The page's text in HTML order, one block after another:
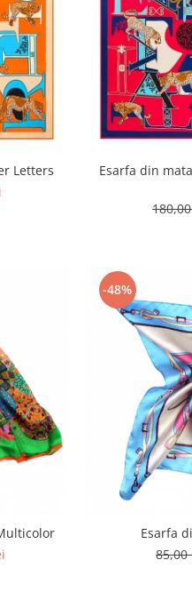
Letters
Esarfa din
-48%
Esarfa